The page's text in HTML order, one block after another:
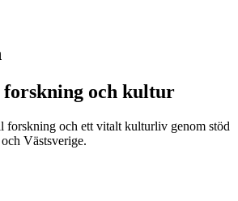
och kultur
forskning och ett vitalt kulturliv genom stöd
Västsverige.